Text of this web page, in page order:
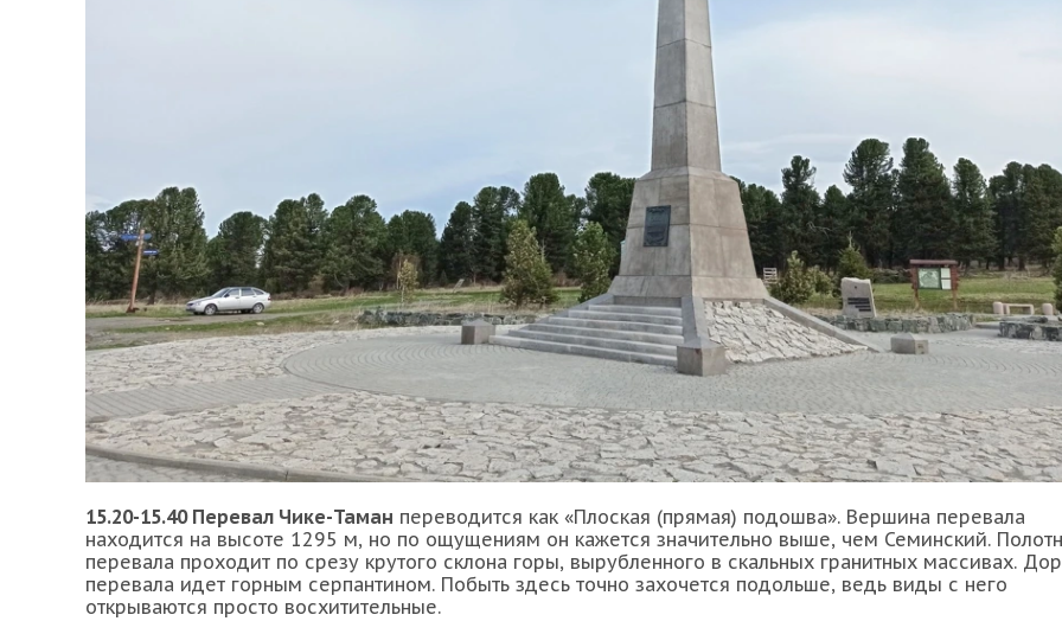
15.20-15.40 Перевал Чике-Таман переводится как «Плоская (прямая) подошва». Вершина перевала
находится на высоте 1295 м, но по ощущениям он кажется значительно выше, чем Семинский.
перевала проходит по срезу крутого склона горы, вырубленного в скальных гранитных массивах.
перевала идет горным серпантином. Побыть здесь точно захочется подольше, ведь виды с него
открываются просто восхитительные.